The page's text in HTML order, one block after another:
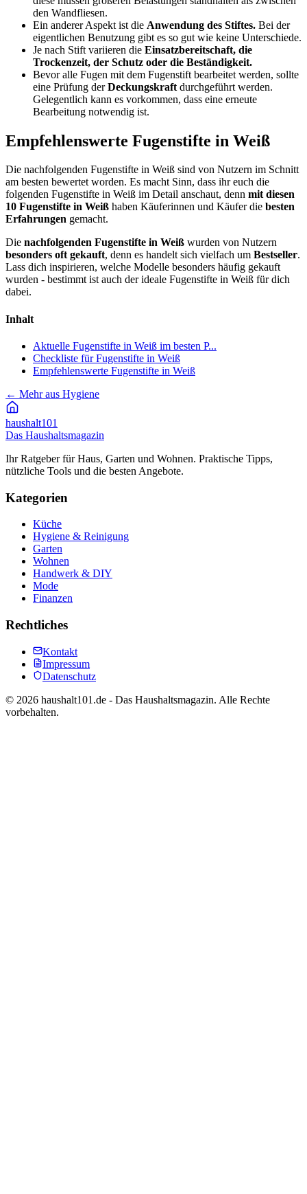
den Wandfliesen.
Ein anderer Aspekt ist die Anwendung des Stiftes. Bei der
eigentlichen Benutzung gibt es so gut wie keine Unterschiede.
Je nach Stift variieren die Einsatzbereitschaft, die
Trockenzeit, der Schutz oder die Beständigkeit.
Bevor alle Fugen mit dem Fugenstift bearbeitet werden, sollte
eine Prüfung derDeckungskraft durchgeführt werden.
Gelegentlich kann es vorkommen, dass eine erneute
Bearbeitung notwendig ist.
Empfehlenswerte Fugenstifte in Weiß
Die nachfolgenden Fugenstifte in Weiß sind von Nutzern im Schnitt
am besten bewertet worden. Es macht Sinn, dass ihr euch die
folgenden Fugenstifte in Weiß im Detail anschaut, denn mit diesen
10 Fugenstifte in Weiß haben Käuferinnen und Käufer die besten
Erfahrungen gemacht.
Die nachfolgenden Fugenstifte in Weiß wurden von Nutzern
besonders oft gekauft, denn es handelt sich vielfach um Bestseller.
Lass dich inspirieren, welche Modelle besonders häufig gekauft
wurden - bestimmt ist auch der ideale Fugenstifte in Weiß für dich
dabei.
Inhalt
Aktuelle Fugenstifte in Weiß im besten P...
Checkliste für Fugenstifte in Weiß
Empfehlenswerte Fugenstifte in Weiß
← Mehr aus Hygiene
haushalt101
Das Haushaltsmagazin
Ihr Ratgeber für Haus, Garten und Wohnen. Praktische Tipps,
nützliche Tools und die besten Angebote.
Kategorien
Küche
Hygiene & Reinigung
Garten
Wohnen
Handwerk & DIY
Mode
Finanzen
Rechtliches
Kontakt
Impressum
Datenschutz
© 2026 haushalt101.de - Das Haushaltsmagazin. Alle Rechte
vorbehalten.